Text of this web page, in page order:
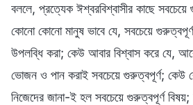
বললে, প্রত্যেক ঈশ্বরবিশ্বাসীর কাছে
কোনো কোনো মানুষ ভাবে যে, সবচেয়ে
উপলব্ধি করা; কেউ আবার বিশ্বাস করে যে,
ভোজন ও পান করাই সবচেয়ে গুরুত্বপূর্ণ; কেউ
নিজেদের জানা-ই হল সবচেয়ে গুরুত্বপূর্ণ